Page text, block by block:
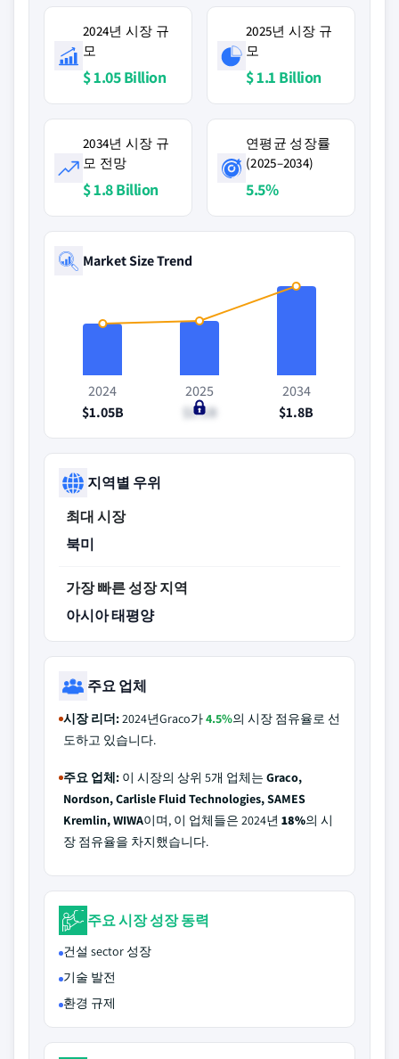
2024년 시장 규
모
$ 1.05 Billion
2025년 시장 규
모
$ 1.1 Billion
2034년 시장 규
모 전망
$ 1.8 Billion
연평균 성장률
(2025–2034)
5.5%
Market Size Trend
2024
$1.05B
2025
$1.1B
2034
$1.8B
지역별 우위
최대 시장
북미
가장 빠른 성장 지역
아시아 태평양
주요 업체
시장 리더:2024년Graco가4.5%의 시장 점유율로 선
도하고 있습니다.
주요 업체: 이 시장의 상위 5개 업체는 Graco,
Nordson, Carlisle Fluid Technologies, SAMES
Kremlin, WIWA이며, 이 업체들은 2024년 18%의 시
장 점유율을 차지했습니다.
주요 시장 성장 동력
건설 sector 성장
기술 발전
환경 규제